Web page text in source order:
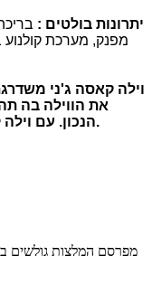
יתרונות בולטים :
מפנק, מערכת קולנוע
וילה קאסה ג'ני
את הווילה בה
הנכון. עם .